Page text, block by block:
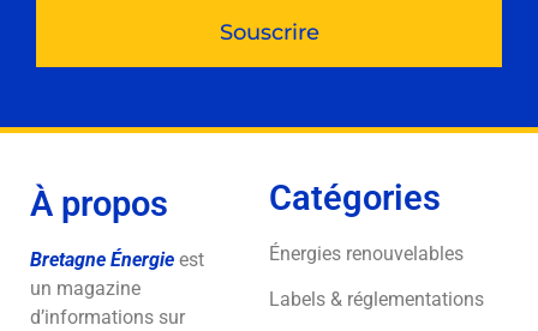
Souscrire
À propos
Bretagne Énergie est
un magazine
d’informations sur
Catégories
Énergies renouvelables
Labels & réglementations